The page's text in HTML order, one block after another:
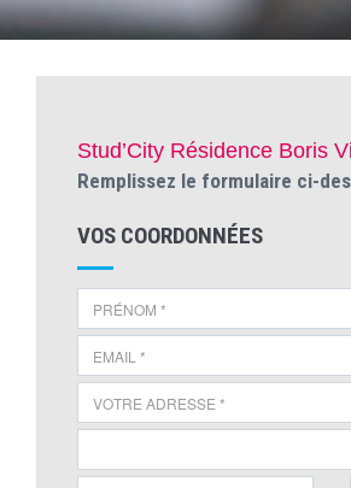
Stud’City Résidence Boris
Remplissez le formulaire ci-
VOS COORDONNÉES